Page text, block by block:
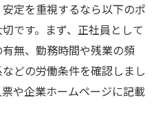
定を重視するなら以下のポ
です。まず、正社員として
無、勤務時間や残業の頻
どの労働条件を確認しまし
や企業ホームページに記載